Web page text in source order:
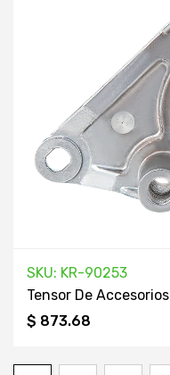
SKU: KR-90253
Tensor De Accesorios
$ 873.68